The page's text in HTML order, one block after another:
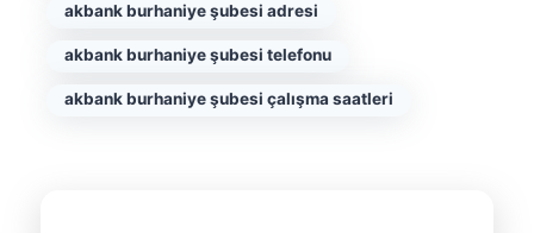
akbank burhaniye şubesi adresi
akbank burhaniye şubesi telefonu
akbank burhaniye şubesi çalışma saatleri